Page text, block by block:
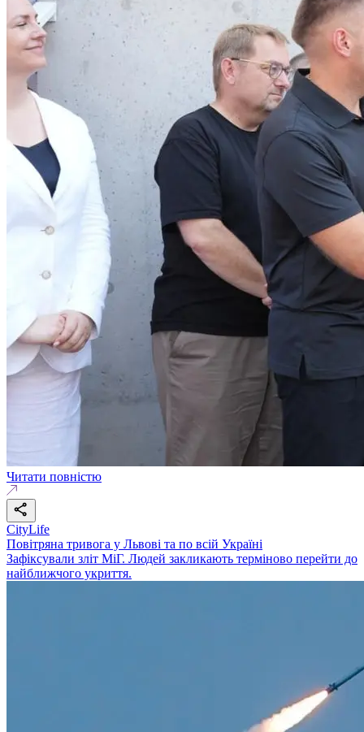
Читати повністю
CityLife
Повітряна тривога у Львові та по всій Україні
Зафіксували зліт МіГ. Людей закликають терміново перейти до
найближчого укриття.